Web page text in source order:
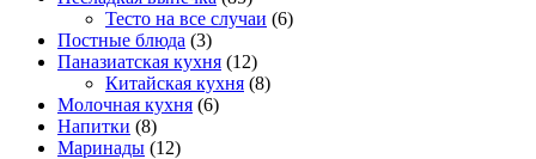
Тесто на все случаи (6)
Постные блюда (3)
Паназиатская кухня (12)
Китайская кухня (8)
Молочная кухня (6)
Напитки (8)
Маринады (12)